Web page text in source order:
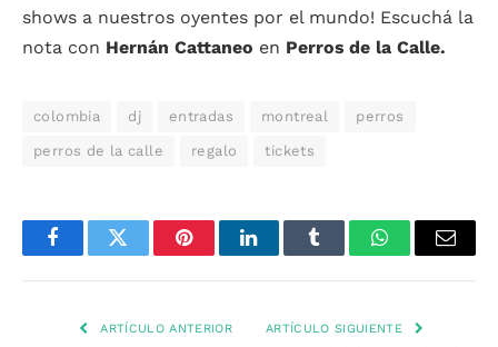
shows a nuestros oyentes por el mundo! Escuchá la
nota con Hernán Cattaneo en Perros de la Calle.
colombia dj entradas montreal perros
perros de la calle regalo tickets
FacebookTwitter PinterestLinkedInTumblr WhatsAppEmail
ARTÍCULO ANTERIOR ARTÍCULO SIGUIENTE